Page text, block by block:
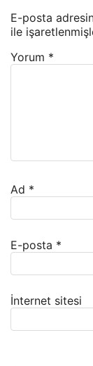
E-posta
ile
Yorum *
Ad *
E-posta *
İnternet sitesi